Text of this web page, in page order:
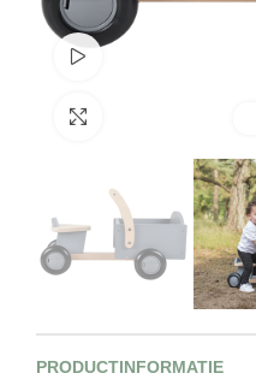
PRODUCTINFORMATIE